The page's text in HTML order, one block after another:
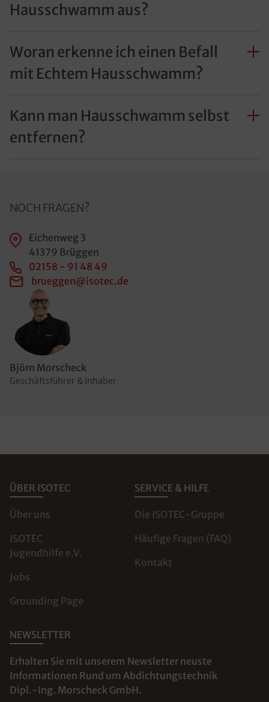
Hausschwamm aus?
Woran erkenne ich einen Befall
mit Echtem Hausschwamm?
Kann man Hausschwamm selbst
entfernen?
Björn Morscheck
Geschäftsführer & Inhaber
NOCH FRAGEN?
Eichenweg 3
41379 Brüggen
02158 - 91 48 49
brueggen@isotec.de
ÜBER ISOTEC
Über uns
ISOTEC
Jugendhilfe e.V.
Jobs
Grounding Page
SERVICE & HILFE
Die ISOTEC-Gruppe
Häufige Fragen (FAQ)
Kontakt
NEWSLETTER
Erhalten Sie mit unserem Newsletter neuste
Informationen Rund um Abdichtungstechnik
Dipl.-Ing. Morscheck GmbH.